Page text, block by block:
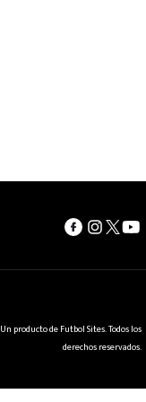
Un producto de Futbol Sites. Todos los
derechos reservados.